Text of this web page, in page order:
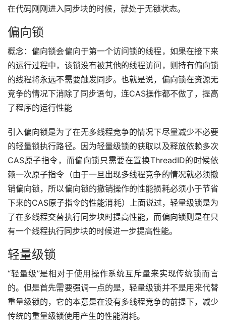
在代码刚刚进入同步块的时候，就处于无锁状态。
偏向锁
概念：偏向锁会偏向于第一个访问锁的线程，如果在接下来
的运行过程中，该锁没有被其他的线程访问，则持有偏向锁
的线程将永远不需要触发同步。也就是说，偏向锁在资源无
竞争的情况下消除了同步语句，连CAS操作都不做了，提高
了程序的运行性能
引入偏向锁是为了在无多线程竞争的情况下尽量减少不必要
的轻量锁执行路径。因为轻量级锁的获取以及释放依赖多次
CAS原子指令，而偏向锁只需要在置换ThreadID的时候依
赖一次原子指令（由于一旦出现多线程竞争的情况就必须撤
销偏向锁，所以偏向锁的撤销操作的性能损耗必须小于节省
下来的CAS原子指令的性能消耗）上面说过，轻量级锁是为
了在多线程交替执行同步块时提高性能，而偏向锁则是在只
有一个线程执行同步块的时候进一步提高性能。
轻量级锁
“轻量级”是相对于使用操作系统互斥量来实现传统锁而言
的。但是首先需要强调一点的是，轻量级锁并不是用来代替
重量级锁的，它的本意是在没有多线程竞争的前提下，减少
传统的重量级锁使用产生的性能消耗。